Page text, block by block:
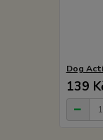
Dog
139